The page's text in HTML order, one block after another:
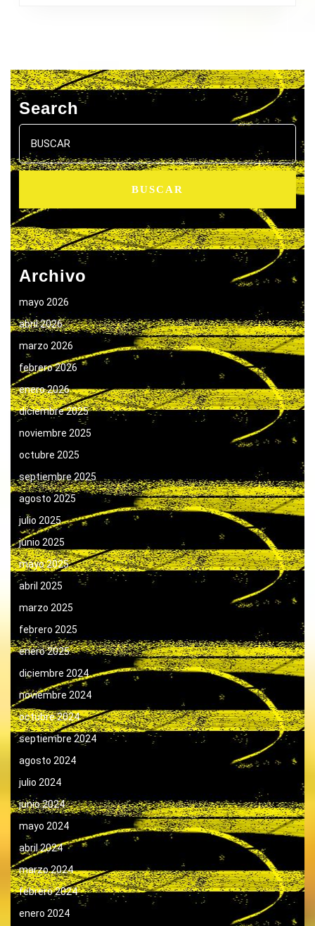
Search
Buscar:
Archivo
mayo 2026
abril 2026
marzo 2026
febrero 2026
enero 2026
diciembre 2025
noviembre 2025
octubre 2025
septiembre 2025
agosto 2025
julio 2025
junio 2025
mayo 2025
abril 2025
marzo 2025
febrero 2025
enero 2025
diciembre 2024
noviembre 2024
octubre 2024
septiembre 2024
agosto 2024
julio 2024
junio 2024
mayo 2024
abril 2024
marzo 2024
febrero 2024
enero 2024